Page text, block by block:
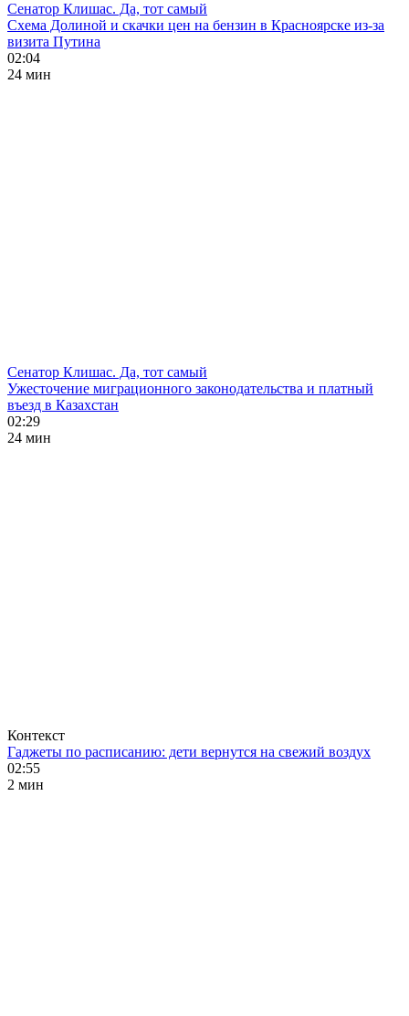
Сенатор Клишас. Да, тот самый
Схема Долиной и скачки цен на бензин в Красноярске из-за
визита Путина
02:04
24 мин
Сенатор Клишас. Да, тот самый
Ужесточение миграционного законодательства и платный
въезд в Казахстан
02:29
24 мин
Контекст
Гаджеты по расписанию: дети вернутся на свежий воздух
02:55
2 мин